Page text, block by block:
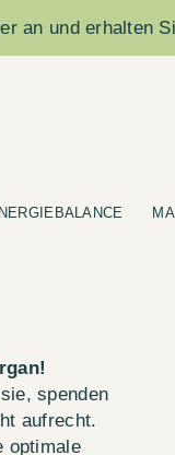
an und erhalten
spenden
aufrecht.
optimale